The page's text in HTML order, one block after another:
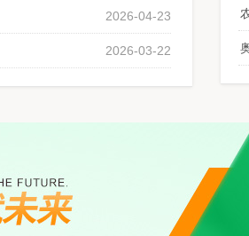
2026-04-23
2026-03-22